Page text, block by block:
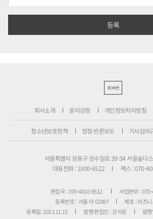
PC버전
회사소개 윤리강령 개인정보처리방침
청소년보호정책 정정·반론보도 기사심의
서울특별시 성동구 성수일로 39-34 서울숲더
대표전화 : 1800-6522
팩스 : 070-
편집국 : 070-4010-8512
사업본부 :
등록번호 : 서울 아 02897
제호 : 비즈
등록일: 2013.11.13
발행·편집인 : 강석운
발